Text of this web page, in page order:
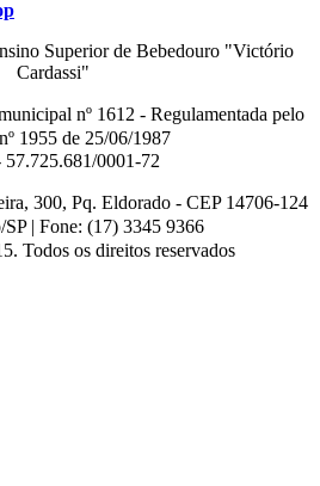
Superior de Bebedouro "Victório
Cardassi"
nº1612 - Regulamentada pelo
1955 de 25/06/1987
57.725.681/0001-72
300, Pq. Eldorado - CEP 14706-124
| Fone: (17) 3345 9366
Todos os direitos reservados